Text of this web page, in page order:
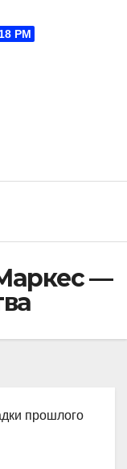
PM
—
прошлого